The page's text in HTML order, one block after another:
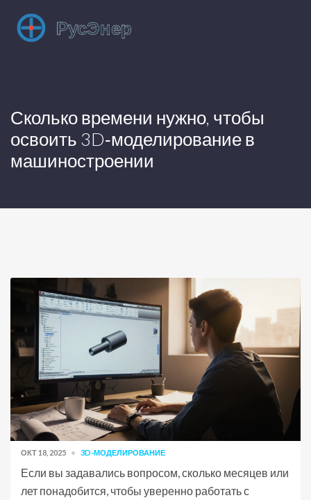
Сколько времени нужно, чтобы
освоить 3D‑моделирование в
машиностроении
ОКТ 18, 2025 3D-МОДЕЛИРОВАНИЕ
Если вы задавались вопросом, сколько месяцев или
лет понадобится, чтобы уверенно работать с